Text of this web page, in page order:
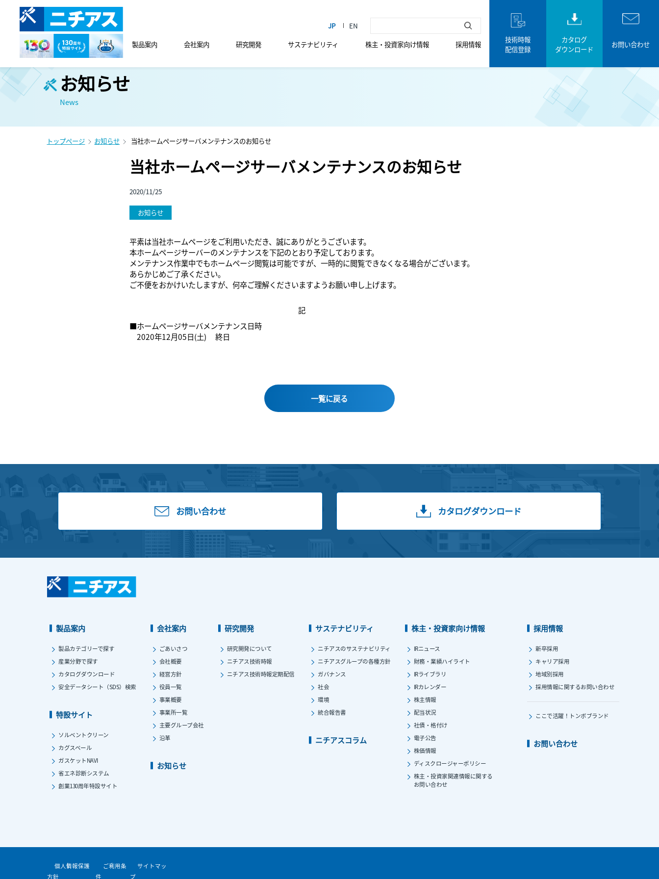
製品案内 会社案内 研究開発 サステナビリティ 株主・投資家向け情報 採用情報
技術時報
配信登録
カタログ
ダウンロード
お問い合わせ
お知らせ
News
トップページ お知らせ 当社ホームページサーバメンテナンスのお知らせ
当社ホームページサーバメンテナンスのお知らせ
2020/11/25
お知らせ
平素は当社ホームページをご利用いただき、誠にありがとうございます。
本ホームページサーバーのメンテナンスを下記のとおり予定しております。
メンテナンス作業中でもホームページ閲覧は可能ですが、一時的に閲覧できなくなる場合がございます。
あらかじめご了承ください。
ご不便をおかけいたしますが、何卒ご理解くださいますようお願い申し上げます。
記
■ホームページサーバメンテナンス日時
2020年12月05日(土) 終日
一覧に戻る
お問い合わせ カタログダウンロード
製品案内
製品カテゴリーで探す
産業分野で探す
カタログダウンロード
安全データシート（SDS）検索
特設サイト
ソルベントクリーン
カグスベール
ガスケットNAVI
省エネ診断システム
創業130周年特設サイト
会社案内
ごあいさつ
会社概要
経営方針
役員一覧
事業概要
事業所一覧
主要グループ会社
沿革
お知らせ
研究開発
研究開発について
ニチアス技術時報
ニチアス技術時報定期配信
サステナビリティ
ニチアスのサステナビリティ
ニチアスグループの各種方針
ガバナンス
社会
環境
統合報告書
ニチアスコラム
株主・投資家向け情報
IRニュース
財務・業績ハイライト
IRライブラリ
IRカレンダー
株主情報
配当状況
社債・格付け
電子公告
株価情報
ディスクロージャーポリシー
株主・投資家関連情報に関する
お問い合わせ
採用情報
新卒採用
キャリア採用
地域別採用
採用情報に関するお問い合わせ
ここで活躍！ トンボブランド
お問い合わせ
個人情報保護
方針
ご利用条
件
サイトマッ
プ